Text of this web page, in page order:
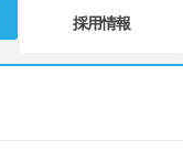
採用情報